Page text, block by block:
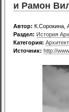
и Рамон
Автор: К.Сорокина,
Раздел: История
Категория:
Источник: http://